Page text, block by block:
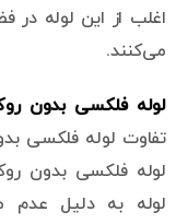
اغلب از این لوله در
می‌کنند.
لوله فلکسی بدون
تفاوت لوله فلکسی
لوله فلکسی بدون
لوله به دلیل عدم